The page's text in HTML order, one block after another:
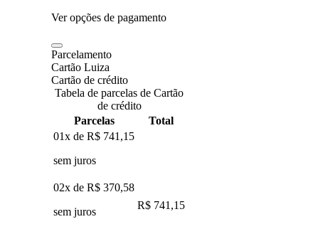
Ver opções de pagamento
Parcelamento
Cartão Luiza
Cartão de crédito
Tabela de parcelas de Cartão
de crédito
Parcelas
Total
01x de R$ 741,15
sem juros
02x de R$ 370,58
sem juros
R$ 741,15